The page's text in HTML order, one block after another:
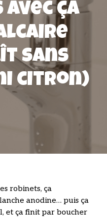
ça
sans
citron)
robinets, ça
anodine… puis ça
et ça finit par boucher